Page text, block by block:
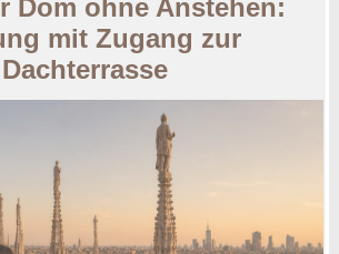
Dom ohne Anstehen:
mit Zugang zur
Dachterrasse